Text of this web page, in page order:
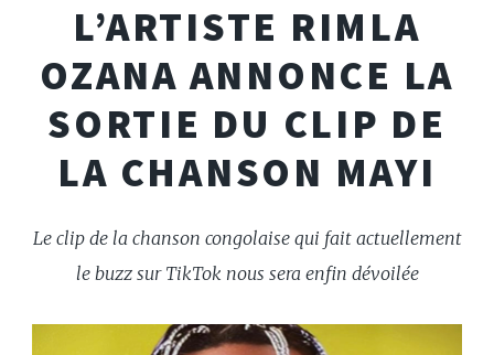
L’ARTISTE RIMLA
OZANA ANNONCE LA
SORTIE DU CLIP DE
LA CHANSON MAYI
Le clip de la chanson congolaise qui fait actuellement
le buzz sur TikTok nous sera enfin dévoilée